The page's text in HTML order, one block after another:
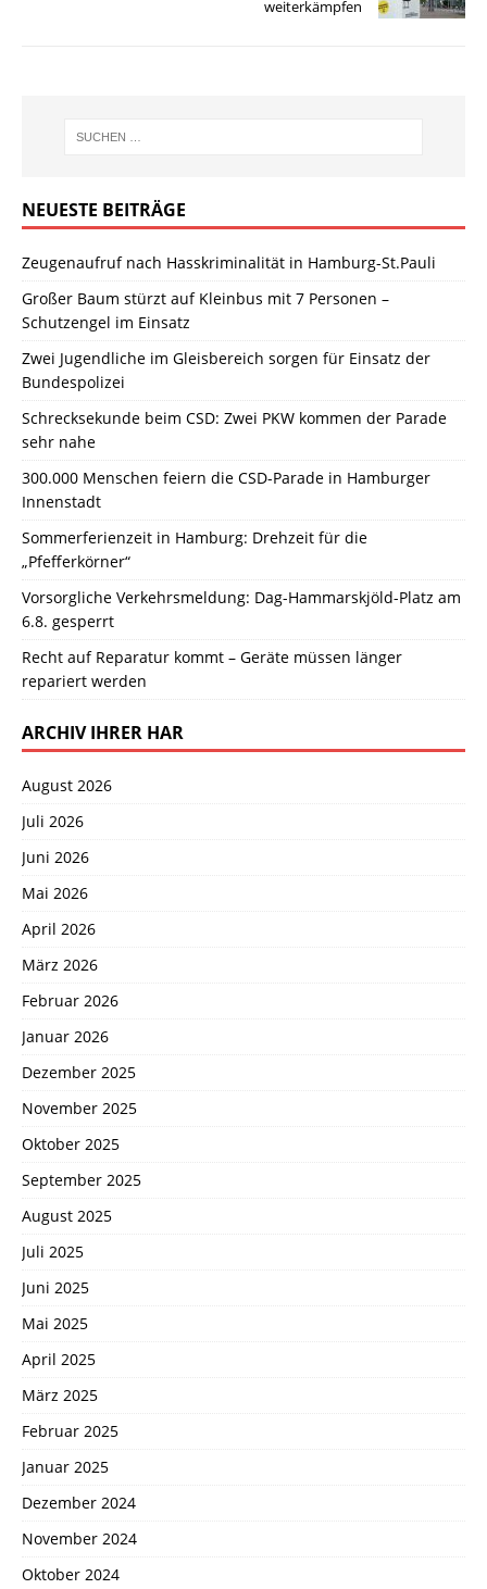
weiterkämpfen
NEUESTE BEITRÄGE
Zeugenaufruf nach Hasskriminalität in Hamburg-St.Pauli
Großer Baum stürzt auf Kleinbus mit 7 Personen –
Schutzengel im Einsatz
Zwei Jugendliche im Gleisbereich sorgen für Einsatz der
Bundespolizei
Schrecksekunde beim CSD: Zwei PKW kommen der Parade
sehr nahe
300.000 Menschen feiern die CSD-Parade in Hamburger
Innenstadt
Sommerferienzeit in Hamburg: Drehzeit für die
„Pfefferkörner“
Vorsorgliche Verkehrsmeldung: Dag-Hammarskjöld-Platz am
6.8. gesperrt
Recht auf Reparatur kommt – Geräte müssen länger
repariert werden
ARCHIV IHRER HAR
August 2026
Juli 2026
Juni 2026
Mai 2026
April 2026
März 2026
Februar 2026
Januar 2026
Dezember 2025
November 2025
Oktober 2025
September 2025
August 2025
Juli 2025
Juni 2025
Mai 2025
April 2025
März 2025
Februar 2025
Januar 2025
Dezember 2024
November 2024
Oktober 2024